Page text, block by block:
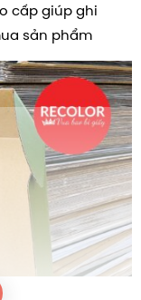
cấp giúp ghi
sản phẩm